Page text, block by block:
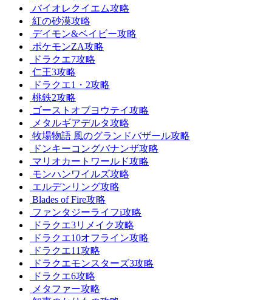
バイオレクイエム攻略
紅の砂漠攻略
デイモン&ベイビー攻略
ポケモンZA攻略
ドラクエ7攻略
仁王3攻略
ドラクエ1・2攻略
桃鉄2攻略
ゴーストオブヨウテイ攻略
メタルギアデルタ攻略
牧場物語 風のグランドバザール攻略
ドンキーコングバナンザ攻略
マリオカートワールド攻略
モンハンワイルズ攻略
エルデンリング攻略
Blades of Fire攻略
ファンタジーライフi攻略
ドラクエ3リメイク攻略
ドラクエ10オフライン攻略
ドラクエ11攻略
ドラクエモンスターズ3攻略
ドラクエ6攻略
メタファー攻略